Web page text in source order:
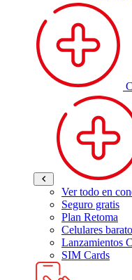
Ver todo en
Seguro gratis
Plan Retoma
Celulares
Lanzamientos
SIM Cards